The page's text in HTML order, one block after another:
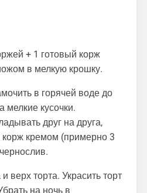
+ 1 готовый корж
в мелкую крошку.
в горячей воде до
мелкие кусочки.
друг на друга,
кремом (примерно 3
верх торта. Украсить торт
на ночь в